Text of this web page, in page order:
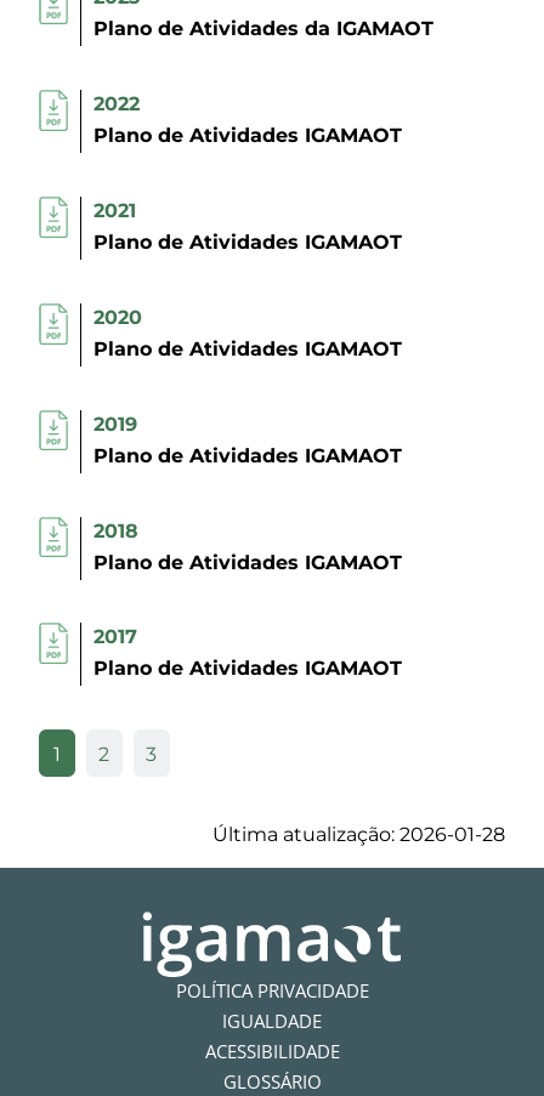
Plano de Atividades da IGAMAOT
2022
Plano de Atividades IGAMAOT
2021
Plano de Atividades IGAMAOT
2020
Plano de Atividades IGAMAOT
2019
Plano de Atividades IGAMAOT
2018
Plano de Atividades IGAMAOT
2017
Plano de Atividades IGAMAOT
1 2 3
Última atualização: 2026-01-28
POLÍTICA PRIVACIDADE
IGUALDADE
ACESSIBILIDADE
GLOSSÁRIO